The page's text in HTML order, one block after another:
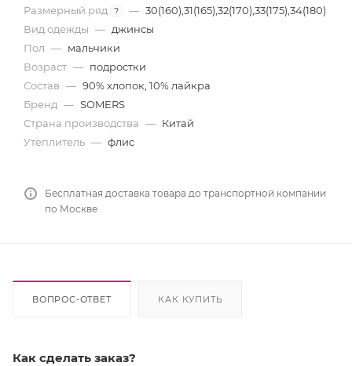
Размерный ряд ? — 30(160),31(165),32(170),33(175),34(180)
Вид одежды — джинсы
Пол — мальчики
Возраст — подростки
Состав — 90% хлопок, 10% лайкра
Бренд — SOMERS
Страна производства — Китай
Утеплитель — флис
Бесплатная доставка товара до транспортной компании
по Москве
ВОПРОС-ОТВЕТ КАК КУПИТЬ
Как сделать заказ?